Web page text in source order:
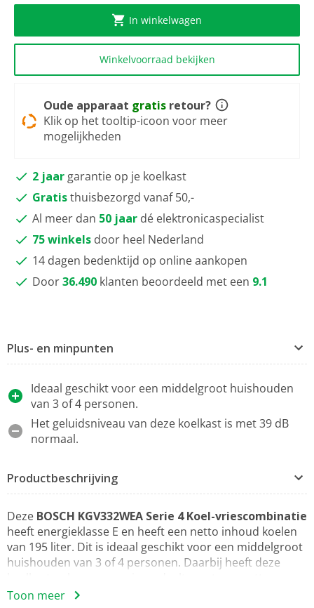
In winkelwagen
Winkelvoorraad bekijken
Oude apparaat gratis retour?
Klik op het tooltip-icoon voor meer
mogelijkheden
2 jaar garantie op je koelkast
Gratisthuisbezorgd vanaf 50,-
Al meer dan 50 jaar dé elektronicaspecialist
75 winkels door heel Nederland
14 dagen bedenktijd op online aankopen
Door36.490 klanten beoordeeld met een 9.1
Plus- en minpunten
Ideaal geschikt voor een middelgroot huishouden
van 3 of 4 personen.
Het geluidsniveau van deze koelkast is met 39 dB
normaal.
Productbeschrijving
Deze BOSCH KGV332WEA Serie 4 Koel-vriescombinatie
heeft energieklasse E en heeft een netto inhoud koelen
van 195 liter. Dit is ideaal geschikt voor een middelgroot
huishouden van 3 of 4 personen. Daarbij heeft deze
inhoud vriezen van 94 liter. Uiteraard is het
Toon meer